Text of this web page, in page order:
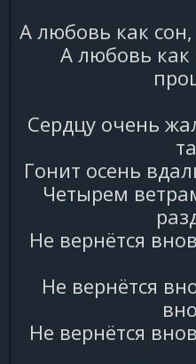
А любовь как
А любовь как
Сердцу очень
Гонит осень
Четырем
Hе вернётся
Hе вернётся
Hе вернётся